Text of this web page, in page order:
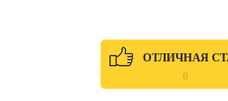
ОТЛИЧНАЯ
0